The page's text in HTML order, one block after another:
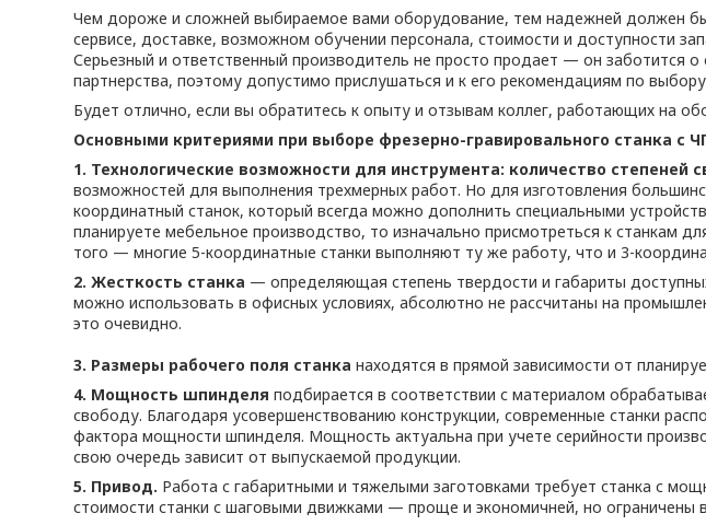
Чем дороже и сложней выбираемое вами оборудование, тем надежней должен
сервисе, доставке, возможном обучении персонала, стоимости и доступности
Серьезный и ответственный производитель не просто продает — он заботится
партнерства, поэтому допустимо прислушаться и к его рекомендациям по
Будет отлично, если вы обратитесь к опыту и отзывам коллег, работающих на
Основными критериями при выборе фрезерно-гравировального станка с
1. Технологические возможности для инструмента: количество степеней
возможностей для выполнения трехмерных работ. Но для изготовления
координатный станок, который всегда можно дополнить специальными
планируете мебельное производство, то изначально присмотреться к станкам
того — многие 5-координатные станки выполняют ту же работу, что и 3-
2. Жесткость станка — определяющая степень твердости и габариты
можно использовать в офисных условиях, абсолютно не рассчитаны на
это очевидно.
3. Размеры рабочего поля станканаходятся в прямой зависимости от
4. Мощность шпинделяподбирается в соответствии с материалом
свободу. Благодаря усовершенствованию конструкции, современные станки
фактора мощности шпинделя. Мощность актуальна при учете серийности
свою очередь зависит от выпускаемой продукции.
5. Привод. Работа с габаритными и тяжелыми заготовками требует станка с
стоимости станки с шаговыми движками — проще и экономичней, но ограничены